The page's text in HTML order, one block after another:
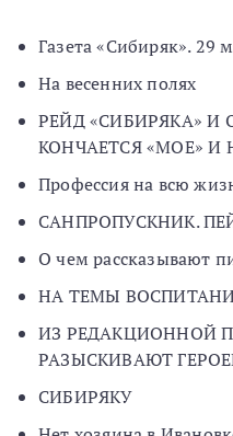
Газета «Сибиряк». 29
На весенних полях
РЕЙД «СИБИРЯКА» И
КОНЧАЕТСЯ «МОЕ» И
Профессия на всю
САНПРОПУСКНИК.
О чем рассказывают
НА ТЕМЫ
ИЗ РЕДАКЦИОННОЙ
РАЗЫСКИВАЮТ
СИБИРЯКУ